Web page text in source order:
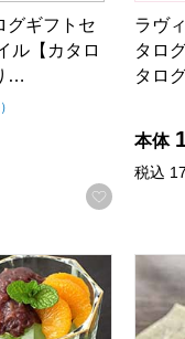
グギフトセ
ル【カタロ
…
点満点中）
評価
）
お気に入
ラヴ
タロ
タログ
本体
税込
彩菓 「貴船」 お茶
京都
品から絞り込むこと